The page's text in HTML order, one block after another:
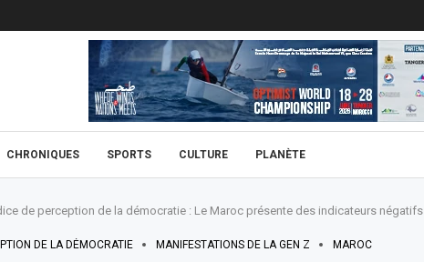
CHRONIQUES SPORTS CULTURE PLANÈTE
de perception de la démocratie : Le Maroc présente des indicateurs négatifs
DE LA DÉMOCRATIE MANIFESTATIONS DE LA GEN Z MAROC